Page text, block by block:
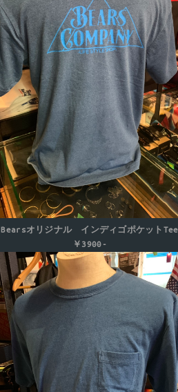
Bearsオリジナル インディゴポケットTee
￥3900-